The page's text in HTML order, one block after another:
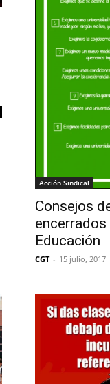
Acción Sindical
Consejos
Educación
CGT - 15 julio, 2017